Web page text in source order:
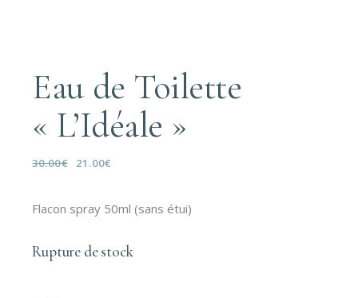
Eau de Toilette
« L’Idéale »
30.00€
Le
30.00€.
21.00€
Le
21.00€.
Flacon spray 50ml (sans étui)
Rupture de stock